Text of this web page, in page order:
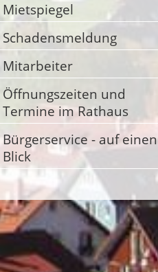
Mietspiegel
Schadensmeldung
Mitarbeiter
Öffnungszeiten und
Termine im Rathaus
Bürgerservice - auf einen
Blick